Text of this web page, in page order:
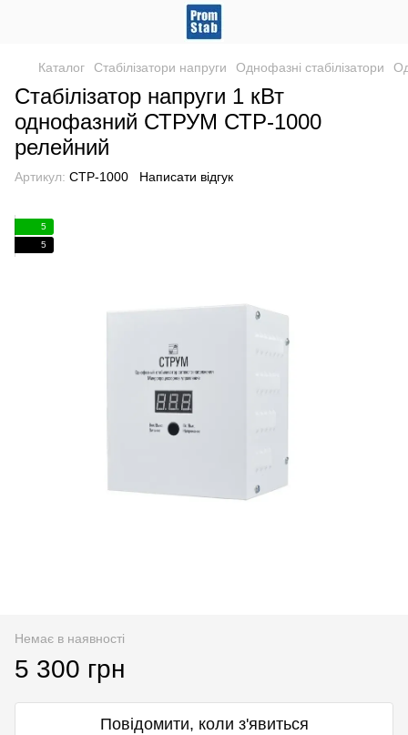
Каталог Стабілізатори напруги Однофазні стабілізатори
Стабілізатор напруги 1 кВт
однофазний СТРУМ СТР-1000
релейний
Артикул: СТР-1000 Написати відгук
5
5
Немає в наявності
5 300 грн
Повідомити, коли з'явиться